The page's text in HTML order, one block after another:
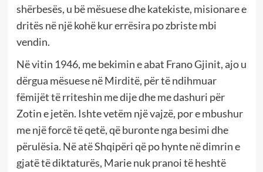
shërbesës, u bë mësuese dhe katekiste, misionare e
dritës në një kohë kur errësira po zbriste mbi
vendin.
Në vitin 1946, me bekimin e abat Frano Gjinit, ajo u
dërgua mësuese në Mirditë, për të ndihmuar
fëmijët të rriteshin me dije dhe me dashuri për
Zotin e jetën. Ishte vetëm një vajzë, por e mbushur
me një forcë të qetë, që buronte nga besimi dhe
përulësia. Në atë Shqipëri që po hynte në dimrin e
gjatë të diktaturës, Marie nuk pranoi të heshtë